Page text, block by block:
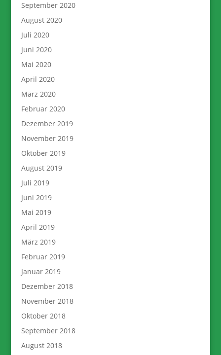
September 2020
August 2020
Juli 2020
Juni 2020
Mai 2020
April 2020
März 2020
Februar 2020
Dezember 2019
November 2019
Oktober 2019
August 2019
Juli 2019
Juni 2019
Mai 2019
April 2019
März 2019
Februar 2019
Januar 2019
Dezember 2018
November 2018
Oktober 2018
September 2018
August 2018